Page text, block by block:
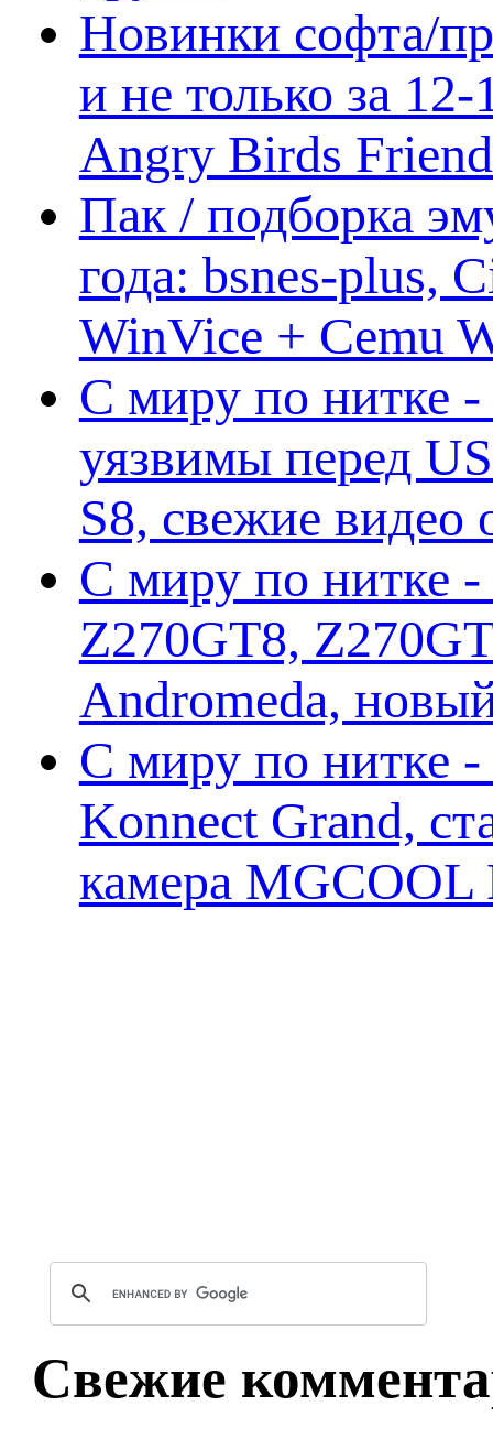
Новинки софта/
и не только за
Angry Birds
Пак / подборка
года: bsnes-plus,
WinVice + Cemu
С миру по нитке
уязвимы перед
S8, свежие
С миру по нитке -
Z270GT8,
Andromeda,
С миру по нитке -
Konnect Grand,
камера MGCOOL
Свежие